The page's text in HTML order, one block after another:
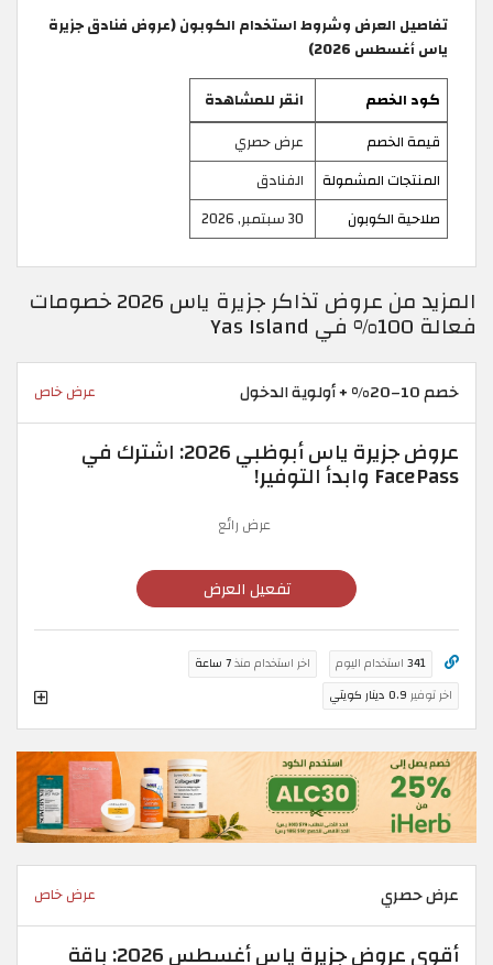
تفاصيل العرض وشروط استخدام الكوبون (عروض فنادق جزيرة
ياس أغسطس 2026)
كود الخصم
انقر للمشاهدة
قيمة الخصم
عرض حصري
المنتجات المشمولة
الفنادق
صلاحية الكوبون
30 سبتمبر, 2026
المزيد من عروض تذاكر جزيرة ياس 2026 خصومات
فعالة 100% في Yas Island
خصم 10–20% + أولوية الدخول عرض خاص
عروض جزيرة ياس أبوظبي 2026: اشترك في
FacePass وابدأ التوفير!
عرض رائع
تفعيل العرض
341 استخدام اليوم اخر استخدام منذ7 ساعة
اخر توفير 0.9 دينار كويتي
عرض حصري عرض خاص
أقوى عروض جزيرة ياس أغسطس 2026: باقة